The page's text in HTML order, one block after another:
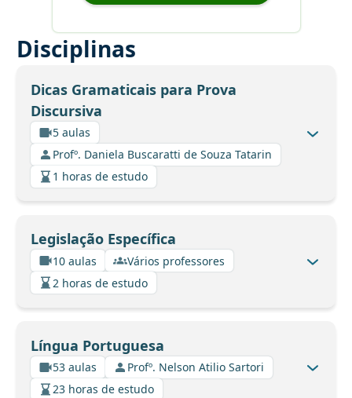
Disciplinas
Dicas Gramaticais para Prova
Discursiva
5 aulas
Profº. Daniela Buscaratti de Souza Tatarin
1 horas de estudo
Legislação Específica
10 aulas
Vários professores
2 horas de estudo
Língua Portuguesa
53 aulas
Profº. Nelson Atilio Sartori
23 horas de estudo